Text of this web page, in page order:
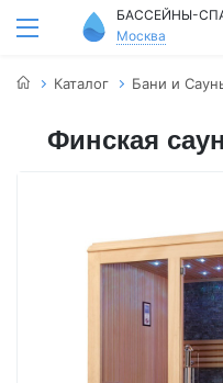
БАССЕЙНЫ-
Москва
Каталог Бани и
Финская